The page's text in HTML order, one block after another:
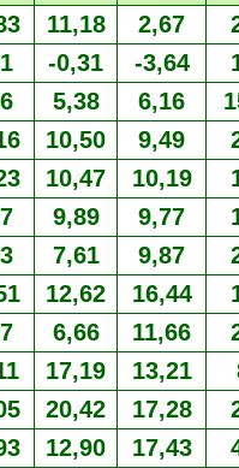
11,18 2,67
-0,31 -3,64
5,38 6,16
10,50 9,49
10,47 10,19
9,89 9,77
7,61 9,87
12,62 16,44
6,66 11,66
17,19 13,21
20,42 17,28
12,90 17,43